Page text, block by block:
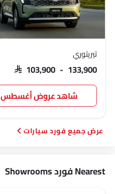
تيريتوري
SAR 103,900 - 133,900
شاهد عروض أغسطس
فورد سيارات
Nearest فورد Showrooms